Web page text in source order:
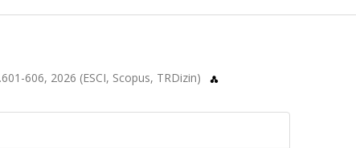
606, 2026 (ESCI, Scopus, TRDizin)